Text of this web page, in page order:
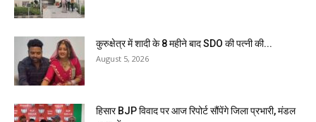
कुरुक्षेत्र में शादी के 8 महीने बाद SDO की पत्नी की...
August 5, 2026
हिसार BJP विवाद पर आज रिपोर्ट सौंपेंगे जिला प्रभारी, मंडल